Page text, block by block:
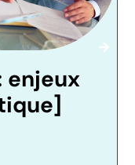
enjeux